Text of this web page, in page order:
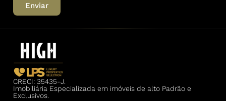
Enviar
CRECI: 35435-J.
Imobiliária Especializada em imóveis de alto Padrão e
Exclusivos.